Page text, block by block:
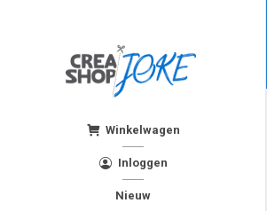
Winkelwagen
Inloggen
Nieuw